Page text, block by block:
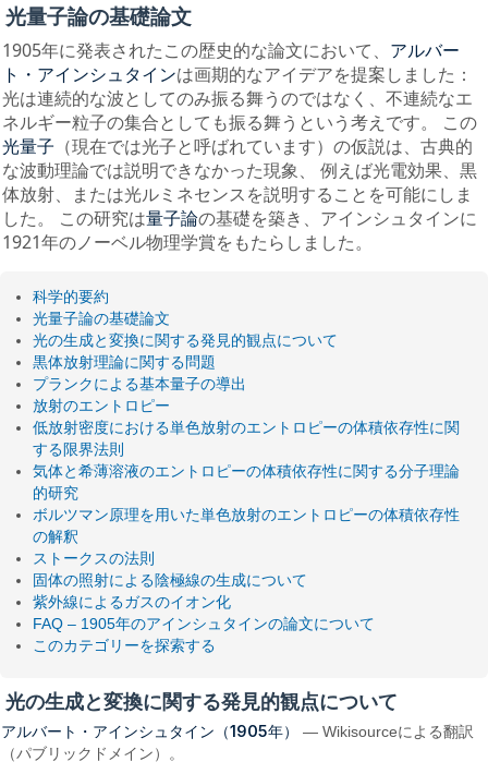
光量子論の基礎論文
1905年に発表されたこの歴史的な論文において、
アルバー
ト・アインシュタインは画期的なアイデアを提案しました：
光は連続的な波としてのみ振る舞うのではなく、不連続なエ
ネルギー粒子の集合としても振る舞うという考えです。 この
光量子 （現在では光子と呼ばれています）の仮説は、古典的
な波動理論では説明できなかった現象、 例えば光電効果、黒
体放射、または光ルミネセンスを説明することを可能にしま
した。 この研究は量子論の基礎を築き、アインシュタインに
1921年のノーベル物理学賞をもたらしました。
科学的要約
光量子論の基礎論文
光の生成と変換に関する発見的観点について
黒体放射理論に関する問題
プランクによる基本量子の導出
放射のエントロピー
低放射密度における単色放射のエントロピーの体積依存性に関
する限界法則
気体と希薄溶液のエントロピーの体積依存性に関する分子理論
的研究
ボルツマン原理を用いた単色放射のエントロピーの体積依存性
の解釈
ストークスの法則
固体の照射による陰極線の生成について
紫外線によるガスのイオン化
FAQ – 1905年のアインシュタインの論文について
このカテゴリーを探索する
光の生成と変換に関する発見的観点について
アルバート・アインシュタイン（1905年）
— Wikisourceによる翻訳
（パブリックドメイン）。